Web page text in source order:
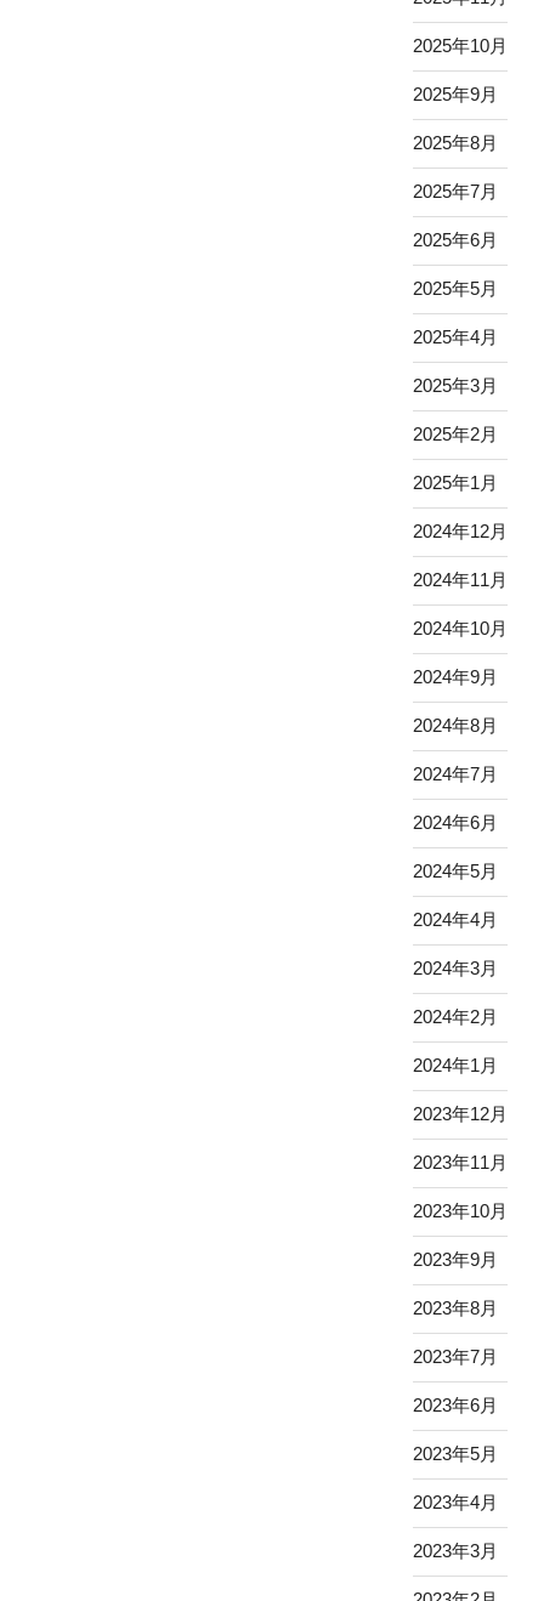
2025年10月
2025年9月
2025年8月
2025年7月
2025年6月
2025年5月
2025年4月
2025年3月
2025年2月
2025年1月
2024年12月
2024年11月
2024年10月
2024年9月
2024年8月
2024年7月
2024年6月
2024年5月
2024年4月
2024年3月
2024年2月
2024年1月
2023年12月
2023年11月
2023年10月
2023年9月
2023年8月
2023年7月
2023年6月
2023年5月
2023年4月
2023年3月